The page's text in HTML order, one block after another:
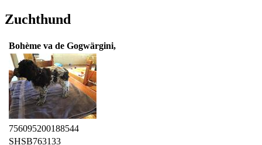
Zuchthund
Bohème va de Gogwärgini,
756095200188544
SHSB763133